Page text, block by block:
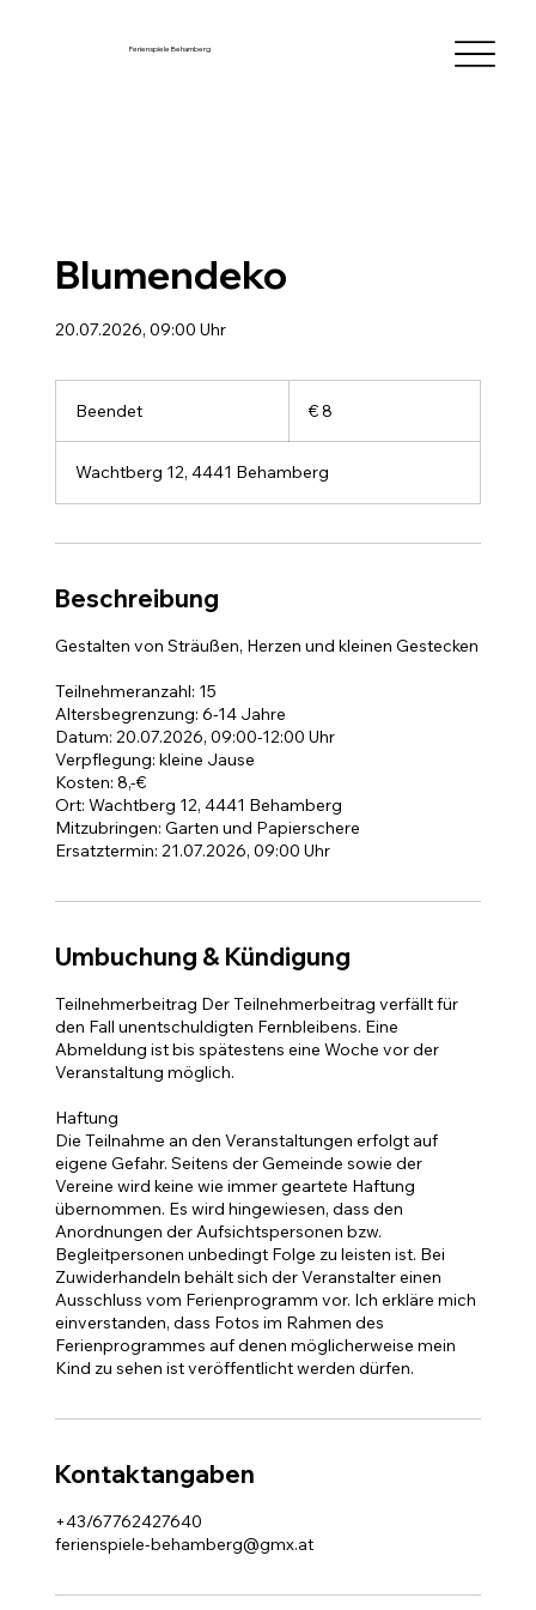
Ferienspiele Behamberg
Blumendeko
20.07.2026, 09:00 Uhr
BeendetB
n
d
t
€ 8
Wachtberg 12, 4441 Behamberg
Beschreibung
Gestalten von Sträußen, Herzen und kleinen Gestecken
Teilnehmeranzahl: 15
Altersbegrenzung: 6-14 Jahre
Datum: 20.07.2026, 09:00-12:00 Uhr
Verpflegung: kleine Jause
Kosten: 8,-€
Ort: Wachtberg 12, 4441 Behamberg
Mitzubringen: Garten und Papierschere
Ersatztermin: 21.07.2026, 09:00 Uhr
Umbuchung & Kündigung
Teilnehmerbeitrag Der Teilnehmerbeitrag verfällt für
den Fall unentschuldigten Fernbleibens. Eine
Abmeldung ist bis spätestens eine Woche vor der
Veranstaltung möglich.
Haftung
Die Teilnahme an den Veranstaltungen erfolgt auf
eigene Gefahr. Seitens der Gemeinde sowie der
Vereine wird keine wie immer geartete Haftung
übernommen. Es wird hingewiesen, dass den
Anordnungen der Aufsichtspersonen bzw.
Begleitpersonen unbedingt Folge zu leisten ist. Bei
Zuwiderhandeln behält sich der Veranstalter einen
Ausschluss vom Ferienprogramm vor. Ich erkläre mich
einverstanden, dass Fotos im Rahmen des
Ferienprogrammes auf denen möglicherweise mein
Kontaktangaben
+43/67762427640
ferienspiele-behamberg@gmx.at